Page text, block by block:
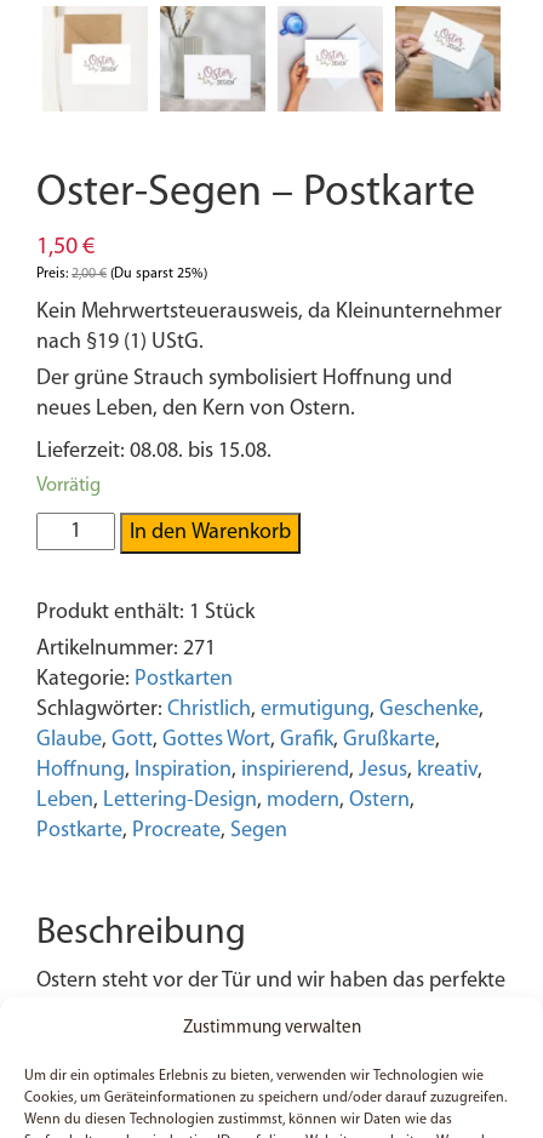
Zustimmung verwalten
Um dir ein optimales Erlebnis zu bieten, verwenden wir Technologien wie
Cookies, um Geräteinformationen zu speichern und/oder darauf zuzugreifen.
Wenn du diesen Technologien zustimmst, können wir Daten wie das
Oster-Segen – Postkarte
1,50 €
Preis: 2,00€ (Du sparst 25%)
Kein Mehrwertsteuerausweis, da Kleinunternehmer
nach §19 (1) UStG.
Der grüne Strauch symbolisiert Hoffnung und
neues Leben, den Kern von Ostern.
Lieferzeit: 08.08. bis 15.08.
Vorrätig
Oster-
Segen
Postkarte
Menge
In den Warenkorb
Produkt enthält: 1 Stück
Artikelnummer: 271
Kategorie: Postkarten
Schlagwörter: Christlich, ermutigung, Geschenke,
Glaube, Gott, Gottes Wort, Grafik, Grußkarte,
Hoffnung, Inspiration, inspirierend, Jesus, kreativ,
Leben, Lettering-Design, modern, Ostern,
Postkarte, Procreate, Segen
Beschreibung
Ostern steht vor der Tür und wir haben das perfekte
Freude zu machen. Unsere „Ostern Segen“
Postkarte ist nicht nur hübsch anzusehen, sondern
enthält auch einen wichtigen christlichen
Segenswunsch, der deine Wertschätzung